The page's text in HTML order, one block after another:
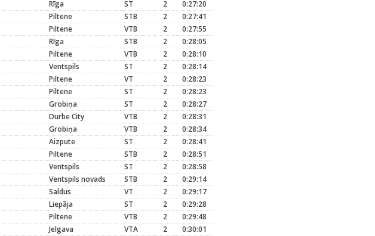
Rīga ST 2
0:27:20
Piltene STB 2
0:27:41
Piltene VTB 2
0:27:55
Rīga STB 2
0:28:05
Piltene VTB 2
0:28:10
Ventspils ST 2
0:28:14
Piltene VT 2
0:28:23
Piltene ST 2
0:28:23
Grobiņa ST 2
0:28:27
Durbe City VTB 2
0:28:31
Grobiņa VTB 2
0:28:34
Aizpute ST 2
0:28:41
Piltene STB 2
0:28:51
Ventspils ST 2
0:28:58
Ventspils novads STB 2
0:29:14
Saldus VT 2
0:29:17
Liepāja ST 2
0:29:28
Piltene VTB 2
0:29:48
Jelgava VTA 2
0:30:01